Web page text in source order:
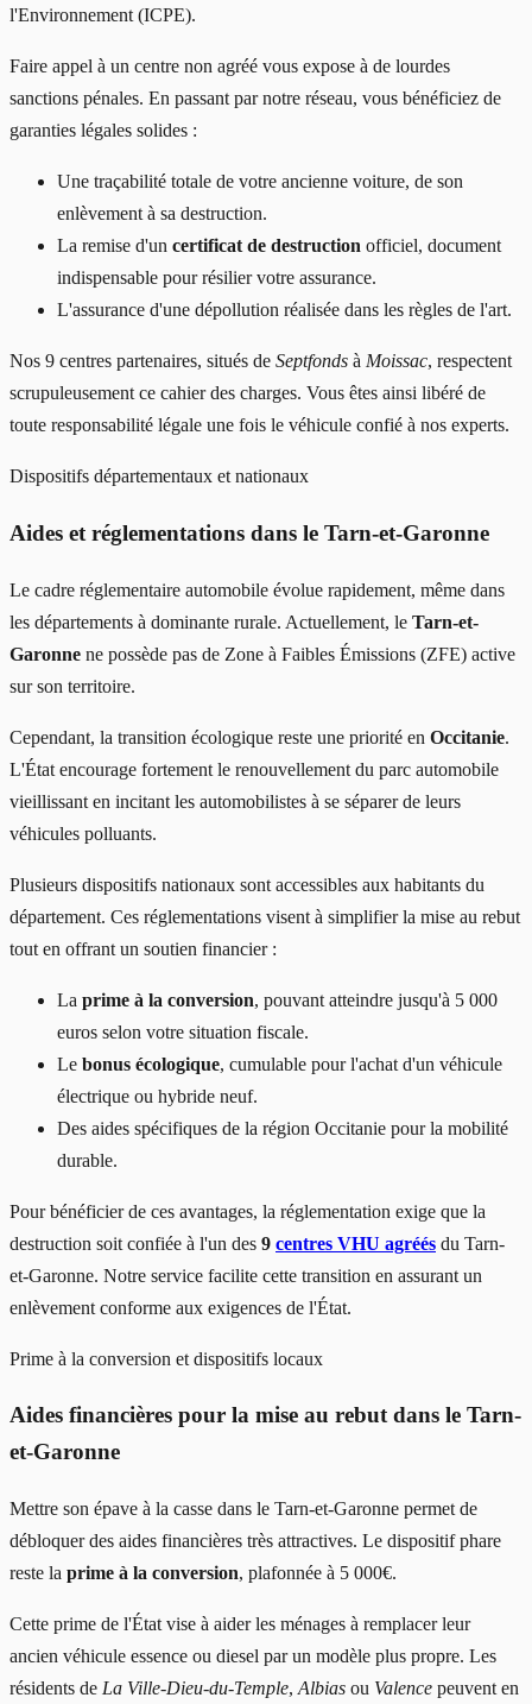
l'Environnement (ICPE).
Faire appel à un centre non agréé vous expose à de lourdes
sanctions pénales. En passant par notre réseau, vous bénéficiez de
garanties légales solides :
Une traçabilité totale de votre ancienne voiture, de son
enlèvement à sa destruction.
La remise d'un certificat de destruction officiel, document
indispensable pour résilier votre assurance.
L'assurance d'une dépollution réalisée dans les règles de l'art.
Nos 9 centres partenaires, situés de Septfonds à Moissac, respectent
scrupuleusement ce cahier des charges. Vous êtes ainsi libéré de
toute responsabilité légale une fois le véhicule confié à nos experts.
Dispositifs départementaux et nationaux
Aides et réglementations dans le Tarn-et-Garonne
Le cadre réglementaire automobile évolue rapidement, même dans
les départements à dominante rurale. Actuellement, le Tarn-et-
Garonne ne possède pas de Zone à Faibles Émissions (ZFE) active
sur son territoire.
Cependant, la transition écologique reste une priorité en Occitanie.
L'État encourage fortement le renouvellement du parc automobile
vieillissant en incitant les automobilistes à se séparer de leurs
véhicules polluants.
Plusieurs dispositifs nationaux sont accessibles aux habitants du
département. Ces réglementations visent à simplifier la mise au rebut
tout en offrant un soutien financier :
La prime à la conversion, pouvant atteindre jusqu'à 5 000
euros selon votre situation fiscale.
Le bonus écologique, cumulable pour l'achat d'un véhicule
électrique ou hybride neuf.
Des aides spécifiques de la région Occitanie pour la mobilité
durable.
Pour bénéficier de ces avantages, la réglementation exige que la
destruction soit confiée à l'un des 9 centres VHU agréés du Tarn-
et-Garonne. Notre service facilite cette transition en assurant un
enlèvement conforme aux exigences de l'État.
Prime à la conversion et dispositifs locaux
Aides financières pour la mise au rebut dans le Tarn-
et-Garonne
Mettre son épave à la casse dans le Tarn-et-Garonne permet de
débloquer des aides financières très attractives. Le dispositif phare
reste la prime à la conversion, plafonnée à 5 000€.
Cette prime de l'État vise à aider les ménages à remplacer leur
ancien véhicule essence ou diesel par un modèle plus propre. Les
résidents de La Ville-Dieu-du-Temple, Albias ou Valence peuvent en